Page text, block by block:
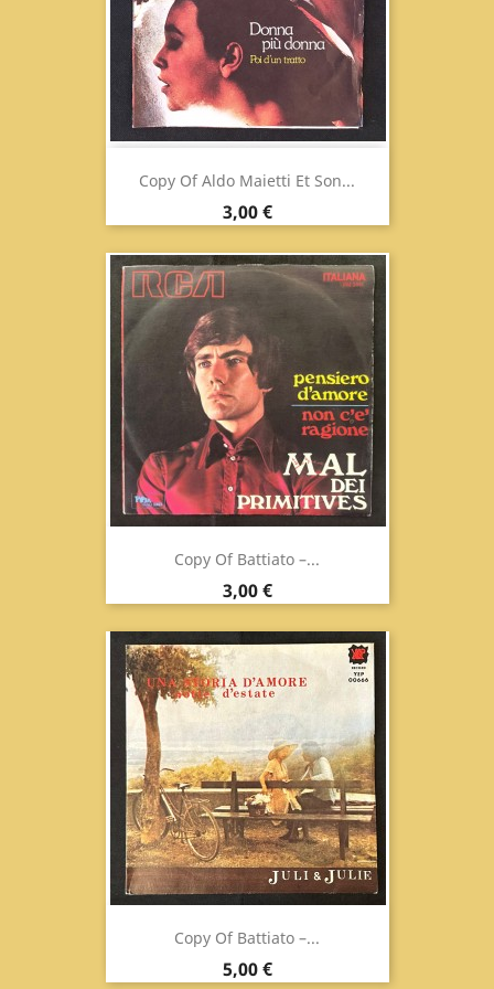
Copy Of Aldo Maietti Et Son...
Prix
3,00 €
Copy Of Battiato ‎–...
Prix
3,00 €
Copy Of Battiato ‎–...
Prix
5,00 €